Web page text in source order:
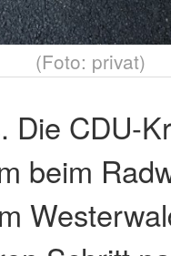
(Foto: privat)
Die CDU-
beim